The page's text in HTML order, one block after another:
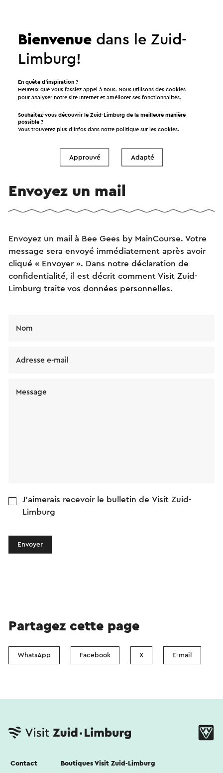
Proposé par
Openluchttheater Valkenburg
Voir
Envoyez un mail
Envoyez un mail à Bee Gees by MainCourse. Votre
message sera envoyé immédiatement après avoir
cliqué « Envoyer ». Dans notre déclaration de
confidentialité, il est décrit comment Visit Zuid-
Limburg traite vos données personnelles.
Nom
Adresse e-mail
Message
J'aimerais recevoir le bulletin de Visit Zuid-
Limburg
Envoyer
Partagez cette page
WhatsApp Facebook X E-mail
Contact Boutiques Visit Zuid-Limburg
Bienvenue dans le Zuid-
Limburg!
En quête d’inspiration ?
Heureux que vous fassiez appel à nous. Nous utilisons des cookies
pour analyser notre site Internet et améliorer ses fonctionnalités.
Souhaitez-vous découvrir le Zuid-Limburg de la meilleure manière
possible ?
Vous trouverez plus d’infos dans notre politique sur lescookies.
Approuvé Adapté